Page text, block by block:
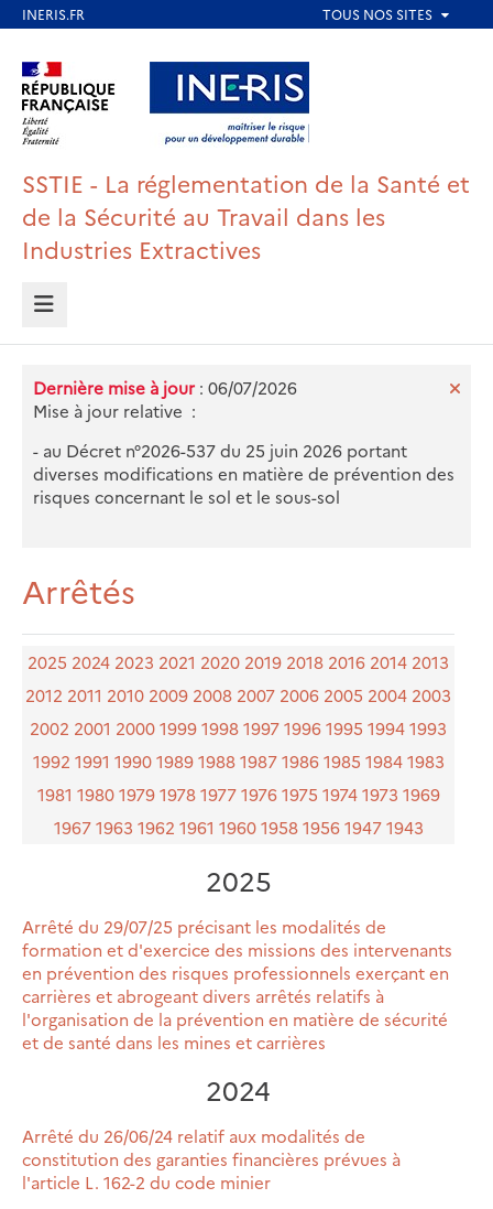
contenu
principal
Aller au contenu Aller au menu
Aller au pied de page
SSTIE - La réglementation de la Santé et
de la Sécurité au Travail dans les
Industries Extractives
MENU
Dernière mise à jour : 06/07/2026
Mise à jour relative :
- au Décret n°2026-537 du 25 juin 2026 portant
diverses modifications en matière de prévention des
risques concernant le sol et le sous-sol
Arrêtés
2025 2024 2023 2021 2020 2019 2018 2016 2014 2013
2012 2011 2010 2009 2008 2007 2006 2005 2004 2003
2002 2001 200019991998199719961995 19941993
1992 1991 1990 1989 1988 1987 1986 1985 1984 1983
1981 1980 1979 1978 1977 1976 1975 1974 1973 1969
1967 1963 1962 1961 1960 1958 1956 1947 1943
2025
Arrêté du 29/07/25 précisant les modalités de
formation et d'exercice des missions des intervenants
en prévention des risques professionnels exerçant en
carrières et abrogeant divers arrêtés relatifs à
l'organisation de la prévention en matière de sécurité
et de santé dans les mines et carrières
2024
Arrêté du 26/06/24 relatif aux modalités de
constitution des garanties financières prévues à
l'article L. 162-2 du code minier